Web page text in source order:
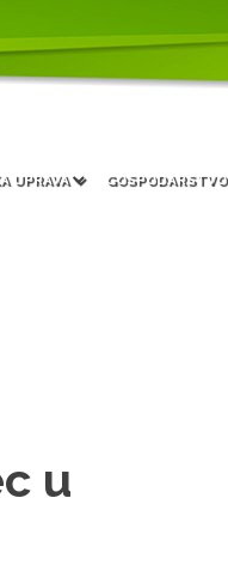
UPRAVA GOSPODARSTVO
u